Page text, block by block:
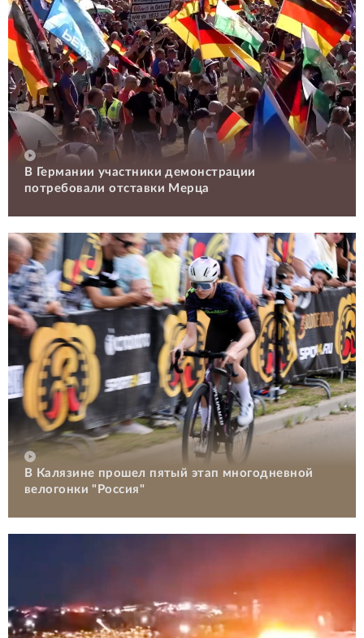
В Германии участники демонстрации
потребовали отставки Мерца
В Калязине прошел пятый этап многодневной
велогонки "Россия"